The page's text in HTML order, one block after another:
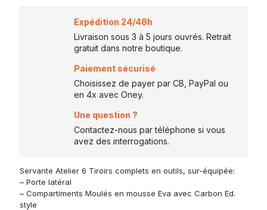
Expédition 24/48h
Livraison sous 3 à 5 jours ouvrés. Retrait
gratuit dans notre boutique.
Paiement sécurisé
Choisissez de payer par CB, PayPal ou
en 4x avec Oney.
Une question ?
Contactez-nous par téléphone si vous
avez des interrogations.
Servante Atelier 6 Tiroirs complets en outils, sur-équipée:
– Porte latéral
– Compartiments Moulés en mousse Eva avec Carbon Ed.
style